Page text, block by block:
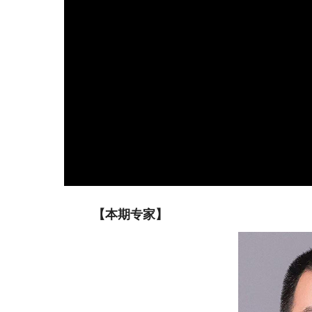
【本期专家】